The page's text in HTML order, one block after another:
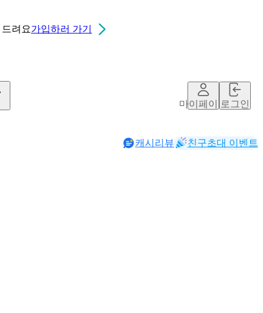
드려요가입하러 가기
마이페이지로그인
캐시리뷰 친구초대 이벤트